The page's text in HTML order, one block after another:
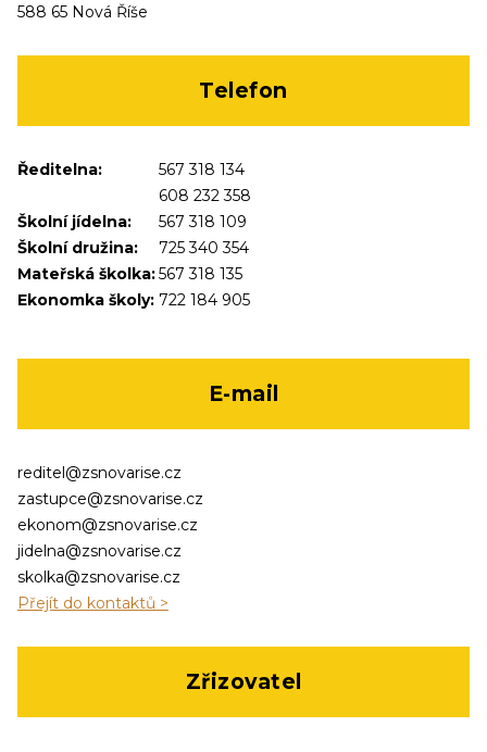
588 65 Nová Říše
Telefon
Ředitelna:
567 318 134
608 232 358
Školní jídelna:
567 318 109
Školní družina:
725 340 354
Mateřská školka:567 318 135
Ekonomka školy: 722 184 905
E-mail
reditel@zsnovarise.cz
zastupce@zsnovarise.cz
ekonom@zsnovarise.cz
jidelna@zsnovarise.cz
skolka@zsnovarise.cz
Přejít do kontaktů >
Zřizovatel